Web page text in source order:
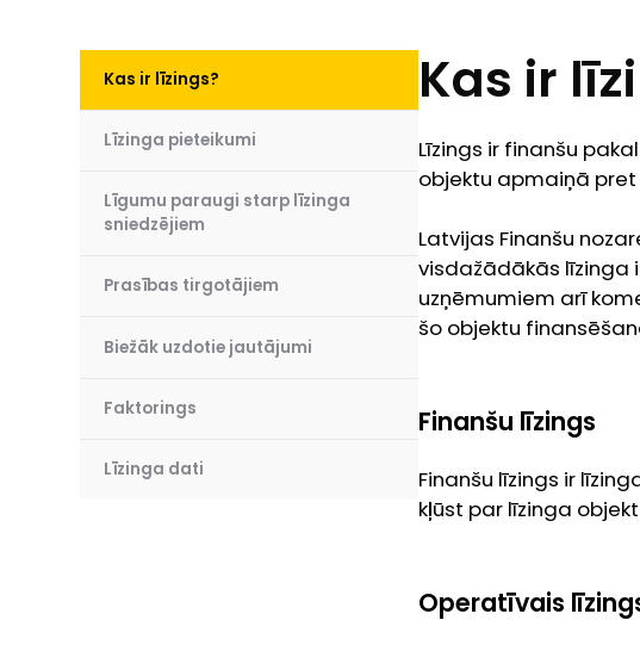
Kas ir līzings?
Līzinga pieteikumi
Līgumu paraugi starp līzinga
sniedzējiem
Prasības tirgotājiem
Biežāk uzdotie jautājumi
Faktorings
Līzinga dati
Kas ir
Līzings ir finanšu
objektu apmaiņā
Latvijas Finanšu
visdažādākās līzinga
uzņēmumiem arī
šo objektu
Finanšu līzings
Finanšu līzings ir
kļūst par līzinga
Operatīvais